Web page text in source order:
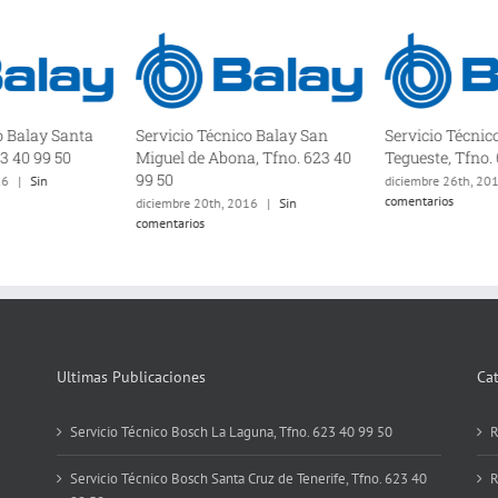
Balay Santa
40 99 50
| Sin
Servicio Técnico Balay San
Miguel de Abona, Tfno. 623 40
99 50
diciembre 20th, 2016 | Sin
comentarios
Servicio
Tegueste, Tfno.
diciembre 26th,
comentarios
Ultimas Publicaciones
Servicio Técnico Bosch La Laguna, Tfno. 623 40 99 50
Servicio Técnico Bosch Santa Cruz de Tenerife, Tfno. 623 40